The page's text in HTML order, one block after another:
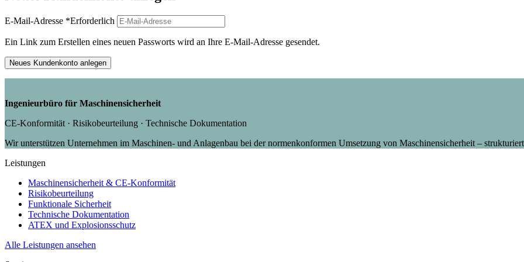
E-Mail-Adresse *Erforderlich
Ein Link zum Erstellen eines neuen Passworts wird an Ihre E-Mail-Adresse gesendet.
Neues Kundenkonto anlegen
Ingenieurbüro für Maschinensicherheit
CE-Konformität · Risikobeurteilung · Technische Dokumentation
Wir unterstützen Unternehmen im Maschinen- und Anlagenbau bei der normenkonformen Umsetzung von Maschinensicherheit –
Leistungen
Maschinensicherheit & CE-Konformität
Risikobeurteilung
Funktionale Sicherheit
Technische Dokumentation
ATEX und Explosionsschutz
Alle Leistungen ansehen